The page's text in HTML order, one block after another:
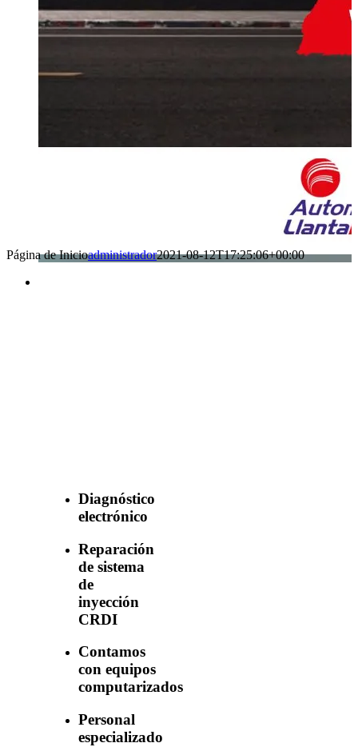
Página de Inicioadministrador2021-08-12T17:25:06+00:00
Diagnóstico
electrónico
Reparación
de sistema
de
inyección
CRDI
Contamos
con equipos
computarizados
Personal
especializado